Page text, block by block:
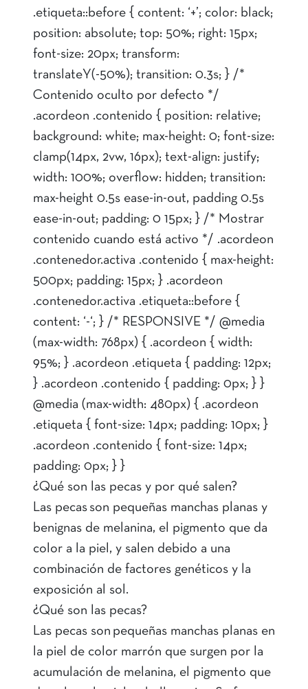
.etiqueta::before { content: ‘+’; color: black;
position: absolute; top: 50%; right: 15px;
font-size: 20px; transform:
translateY(-50%); transition: 0.3s; } /*
Contenido oculto por defecto */
.acordeon .contenido { position: relative;
background: white; max-height: 0; font-size:
clamp(14px, 2vw, 16px); text-align: justify;
width: 100%; overflow: hidden; transition:
max-height 0.5s ease-in-out, padding 0.5s
ease-in-out; padding: 0 15px; } /* Mostrar
contenido cuando está activo */ .acordeon
.contenedor.activa .contenido { max-height:
500px; padding: 15px; } .acordeon
.contenedor.activa .etiqueta::before {
content: ‘-‘; } /* RESPONSIVE */ @media
(max-width: 768px) { .acordeon { width:
95%; } .acordeon .etiqueta { padding: 12px;
} .acordeon .contenido { padding: 0px; } }
@media (max-width: 480px) { .acordeon
.etiqueta { font-size: 14px; padding: 10px; }
.acordeon .contenido { font-size: 14px;
padding: 0px; } }
¿Qué son las pecas y por qué salen?
Las pecas son pequeñas manchas planas y
benignas de melanina, el pigmento que da
color a la piel, y salen debido a una
combinación de factores genéticos y la
exposición al sol.
¿Qué son las pecas?
Las pecas son pequeñas manchas planas en
la piel de color marrón que surgen por la
acumulación de melanina, el pigmento que